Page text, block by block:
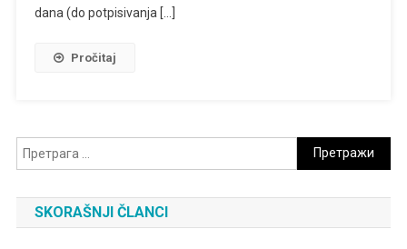
dana (do potpisivanja […]
Pročitaj
Претрага
за:
SKORAŠNJI ČLANCI